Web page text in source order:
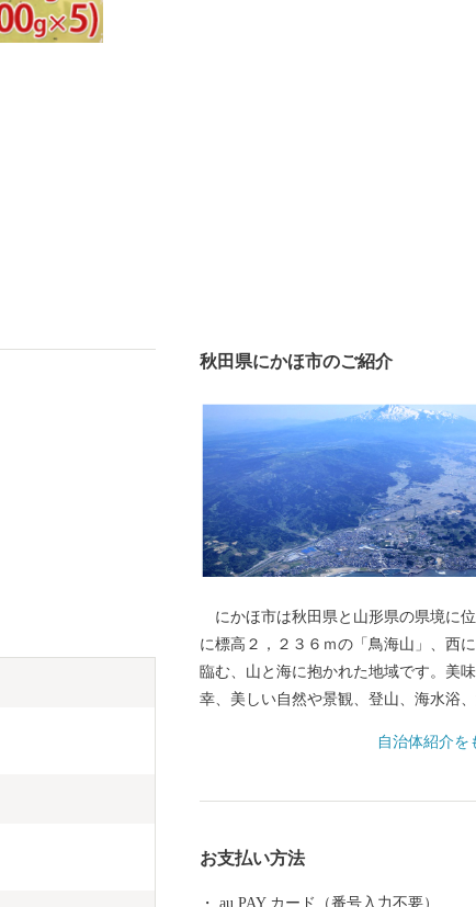
秋田県にかほ市のご紹介
にかほ市は秋田県と山形県の県境に
に標高２，２３６ｍの「鳥海山」、西
臨む、山と海に抱かれた地域です。美
幸、美しい自然や景観、登山、海水浴、
て「にかほ市」に触れていただければと
自治体紹介を
お支払い方法
au PAY カード（番号入力不要）